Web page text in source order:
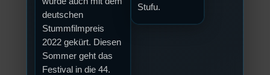
deutschen
Stummfilmpreis
2022 gekürt. Diesen
Sommer geht das
Festival in die 44.
Stufu.